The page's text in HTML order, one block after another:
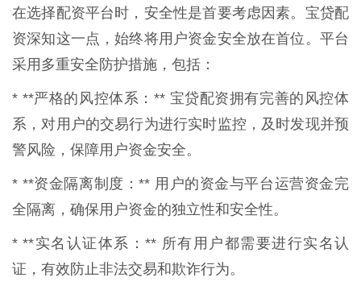
在选择配资平台时，安全性是首要考虑因素。宝贷配
资深知这一点，始终将用户资金安全放在首位。平台
采用多重安全防护措施，包括：
* **严格的风控体系：** 宝贷配资拥有完善的风控体
系，对用户的交易行为进行实时监控，及时发现并预
警风险，保障用户资金安全。
* **资金隔离制度：** 用户的资金与平台运营资金完
全隔离，确保用户资金的独立性和安全性。
* **实名认证体系：** 所有用户都需要进行实名认
证，有效防止非法交易和欺诈行为。